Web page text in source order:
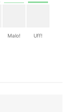
Malo! Uff!